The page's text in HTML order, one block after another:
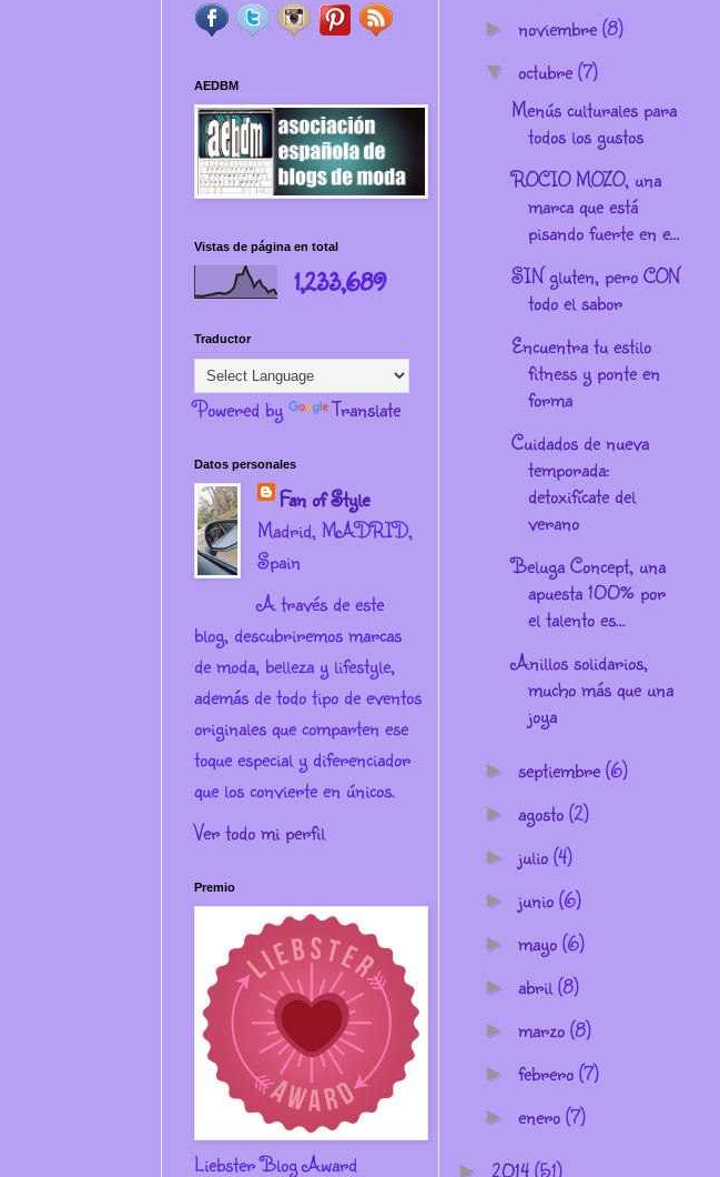
AEDBM
Vistas de página en total
1,233,689
Traductor
Powered by Translate
Datos personales
Fan of Style
Madrid, MADRID,
Spain
A través de este
blog, descubriremos marcas
de moda, belleza y lifestyle,
además de todo tipo de eventos
originales que comparten ese
toque especial y diferenciador
que los convierte en únicos.
Ver todo mi perfil
Premio
Liebster Blog Award
► noviembre(8)
▼ octubre(7)
Menús culturales para
todos los gustos
ROCIO MOZO, una
marca que está
pisando fuerte en e...
SIN gluten, pero CON
todo el sabor
Encuentra tu estilo
fitness y ponte en
forma
Cuidados de nueva
temporada:
detoxifícate del
verano
Beluga Concept, una
apuesta 100% por
el talento es...
Anillos solidarios,
mucho más que una
joya
► septiembre(6)
► agosto(2)
► julio(4)
► junio(6)
► mayo(6)
► abril(8)
► marzo(8)
► febrero(7)
► enero(7)
► 2014(51)